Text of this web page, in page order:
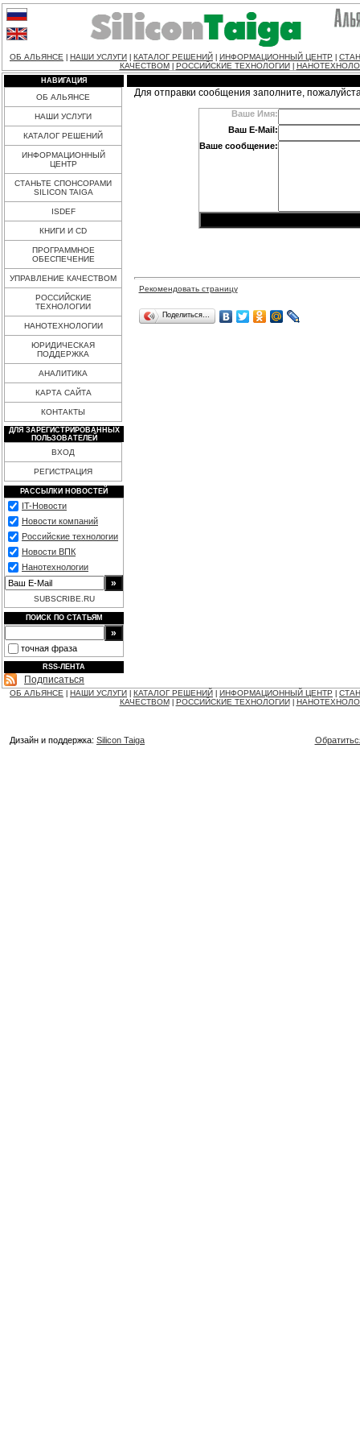
ОБ АЛЬЯНСЕ НАШИ УСЛУГИ КАТАЛОГ РЕШЕНИЙ ИНФОРМАЦИОННЫЙ ЦЕНТР
КАЧЕСТВОМ
РОССИЙСКИЕ ТЕХНОЛОГИИ
НАВИГАЦИЯ
ОБ АЛЬЯНСЕ
НАШИ УСЛУГИ
КАТАЛОГ РЕШЕНИЙ
ИНФОРМАЦИОННЫЙ
ЦЕНТР
СТАНЬТЕ СПОНСОРАМИ
SILICON TAIGA
ISDEF
КНИГИ И CD
ПРОГРАММНОЕ
ОБЕСПЕЧЕНИЕ
УПРАВЛЕНИЕ КАЧЕСТВОМ
РОССИЙСКИЕ
ТЕХНОЛОГИИ
НАНОТЕХНОЛОГИИ
ЮРИДИЧЕСКАЯ
ПОДДЕРЖКА
АНАЛИТИКА
КАРТА САЙТА
КОНТАКТЫ
ДЛЯ ЗАРЕГИСТРИРОВАННЫХ
ПОЛЬЗОВАТЕЛЕЙ
ВХОД
РЕГИСТРАЦИЯ
РАССЫЛКИ НОВОСТЕЙ
IT-Новости
Новости компаний
Российские технологии
Новости ВПК
Нанотехнологии
SUBSCRIBE.RU
ПОИСК ПО СТАТЬЯМ
точная фраза
RSS-ЛЕНТА
Подписаться
Для отправки сообщения заполните,
Ваше Имя:
Ваш E-Mail:
Ваше сообщение:
Рекомендовать страницу
Поделиться…
ОБ АЛЬЯНСЕ НАШИ УСЛУГИ КАТАЛОГ РЕШЕНИЙ ИНФОРМАЦИОННЫЙ ЦЕНТР
КАЧЕСТВОМ
РОССИЙСКИЕ ТЕХНОЛОГИИ
Дизайн и поддержка: Silicon Taiga